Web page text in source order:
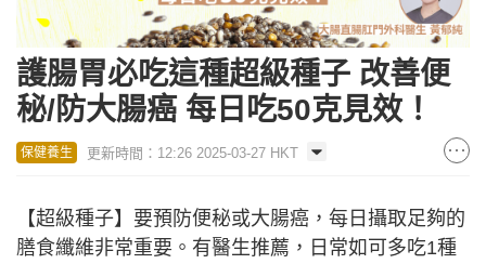
護腸胃必吃這種超級種子 改善便
秘/防大腸癌 每日吃50克見效！
保健養生 更新時間：12:26 2025-03-27 HKT
【超級種子】要預防便秘或大腸癌，每日攝取足夠的
膳食纖維非常重要。有醫生推薦，日常如可多吃1種